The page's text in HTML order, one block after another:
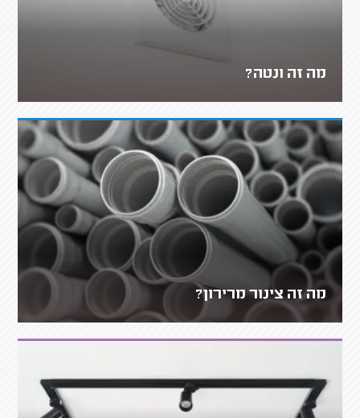
מה זה ונטה?
מה זה צינור מרירון?